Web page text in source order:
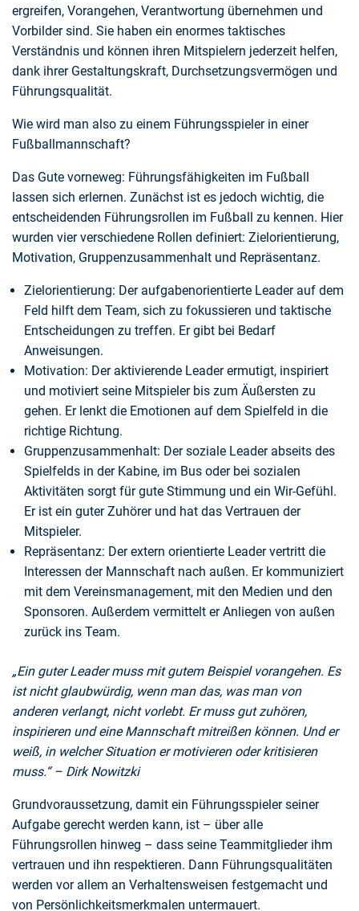
ergreifen, Vorangehen, Verantwortung übernehmen und
Vorbilder sind. Sie haben ein enormes taktisches
Verständnis und können ihren Mitspielern jederzeit helfen,
dank ihrer Gestaltungskraft, Durchsetzungsvermögen und
Führungsqualität.
Wie wird man also zu einem Führungsspieler in einer
Fußballmannschaft?
Das Gute vorneweg: Führungsfähigkeiten im Fußball
lassen sich erlernen. Zunächst ist es jedoch wichtig, die
entscheidenden Führungsrollen im Fußball zu kennen. Hier
wurden vier verschiedene Rollen definiert: Zielorientierung,
Motivation, Gruppenzusammenhalt und Repräsentanz.
Zielorientierung: Der aufgabenorientierte Leader auf dem
Feld hilft dem Team, sich zu fokussieren und taktische
Entscheidungen zu treffen. Er gibt bei Bedarf
Anweisungen.
Motivation: Der aktivierende Leader ermutigt, inspiriert
und motiviert seine Mitspieler bis zum Äußersten zu
gehen. Er lenkt die Emotionen auf dem Spielfeld in die
richtige Richtung.
Gruppenzusammenhalt: Der soziale Leader abseits des
Spielfelds in der Kabine, im Bus oder bei sozialen
Aktivitäten sorgt für gute Stimmung und ein Wir-Gefühl.
Er ist ein guter Zuhörer und hat das Vertrauen der
Mitspieler.
Repräsentanz: Der extern orientierte Leader vertritt die
Interessen der Mannschaft nach außen. Er kommuniziert
mit dem Vereinsmanagement, mit den Medien und den
Sponsoren. Außerdem vermittelt er Anliegen von außen
zurück ins Team.
„Ein guter Leader muss mit gutem Beispiel vorangehen. Es
ist nicht glaubwürdig, wenn man das, was man von
anderen verlangt, nicht vorlebt. Er muss gut zuhören,
inspirieren und eine Mannschaft mitreißen können. Und er
weiß, in welcher Situation er motivieren oder kritisieren
muss.“ – Dirk Nowitzki
Grundvoraussetzung, damit ein Führungsspieler seiner
Aufgabe gerecht werden kann, ist – über alle
Führungsrollen hinweg – dass seine Teammitglieder ihm
vertrauen und ihn respektieren. Dann Führungsqualitäten
werden vor allem an Verhaltensweisen festgemacht und
von Persönlichkeitsmerkmalen untermauert.